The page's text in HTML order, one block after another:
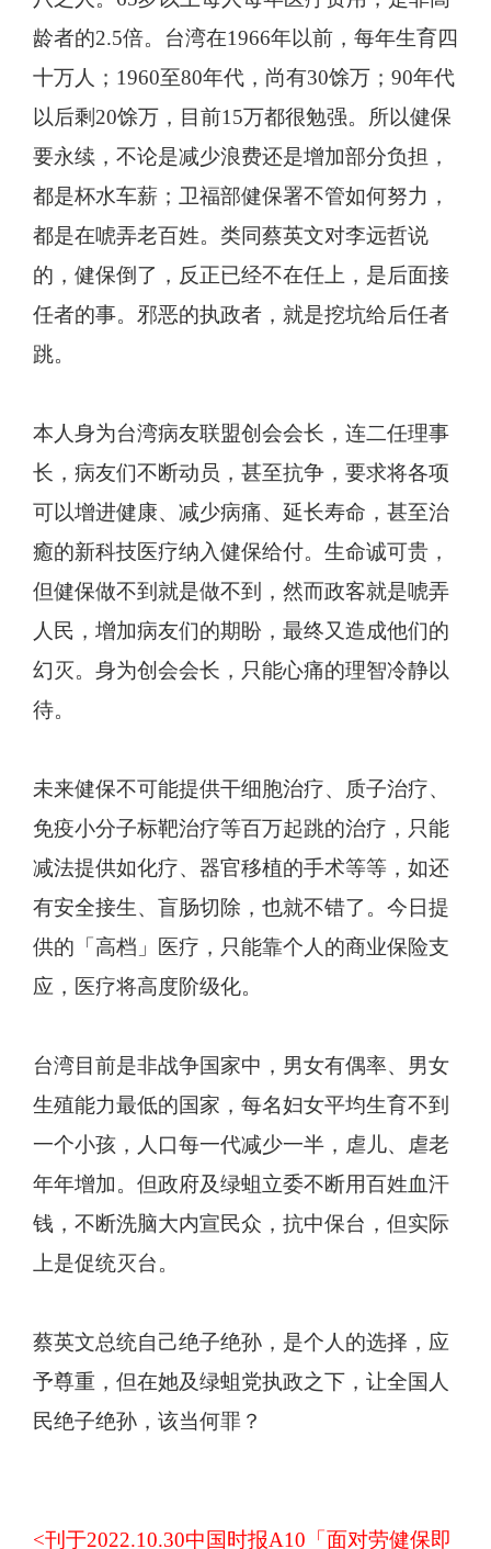
龄者的2.5倍。台湾在1966年以前，每年生育四
十万人；1960至80年代，尚有30馀万；90年代
以后剩20馀万，目前15万都很勉强。所以健保
要永续，不论是减少浪费还是增加部分负担，
都是杯水车薪；卫福部健保署不管如何努力，
都是在唬弄老百姓。类同蔡英文对李远哲说
的，健保倒了，反正已经不在任上，是后面接
任者的事。邪恶的执政者，就是挖坑给后任者
跳。
本人身为台湾病友联盟创会会长，连二任理事
长，病友们不断动员，甚至抗争，要求将各项
可以增进健康、减少病痛、延长寿命，甚至治
癒的新科技医疗纳入健保给付。生命诚可贵，
但健保做不到就是做不到，然而政客就是唬弄
人民，增加病友们的期盼，最终又造成他们的
幻灭。身为创会会长，只能心痛的理智冷静以
待。
未来健保不可能提供干细胞治疗、质子治疗、
免疫小分子标靶治疗等百万起跳的治疗，只能
减法提供如化疗、器官移植的手术等等，如还
有安全接生、盲肠切除，也就不错了。今日提
供的「高档」医疗，只能靠个人的商业保险支
应，医疗将高度阶级化。
台湾目前是非战争国家中，男女有偶率、男女
生殖能力最低的国家，每名妇女平均生育不到
一个小孩，人口每一代减少一半，虐儿、虐老
年年增加。但政府及绿蛆立委不断用百姓血汗
钱，不断洗脑大内宣民众，抗中保台，但实际
上是促统灭台。
蔡英文总统自己绝子绝孙，是个人的选择，应
予尊重，但在她及绿蛆党执政之下，让全国人
民绝子绝孙，该当何罪？
<刊于2022.10.30中国时报A10「面对劳健保即